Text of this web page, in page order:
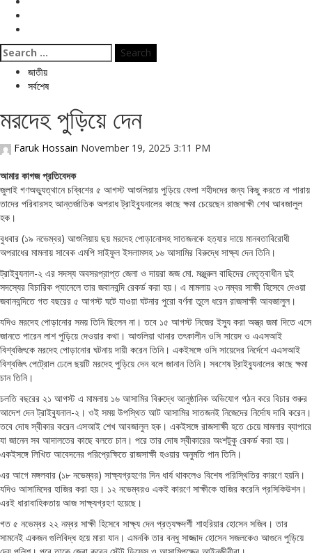
Search
for:
জাতীয়
সর্বশেষ
মরদেহ পুড়িয়ে দেন
Faruk Hossain November 19, 2025 3:11 PM
আমার কাগজ প্রতিবেদক
জুলাই গণঅভ্যুত্থানে চব্বিশের ৫ আগস্ট আশুলিয়ায় পুড়িয়ে ফেলা শহীদদের জন্য কিছু করতে না পারায়
তাদের পরিবারসহ আন্তর্জাতিক অপরাধ ট্রাইব্যুনালের কাছে ক্ষমা চেয়েছেন রাজসাক্ষী শেখ আবজালুল
হক।
বুধবার (১৯ নভেম্বর) আশুলিয়ায় ছয় মরদেহ পোড়ানোসহ সাতজনকে হত্যার দায়ে মানবতাবিরোধী
অপরাধের মামলায় সাবেক এমপি সাইফুল ইসলামসহ ১৬ আসামির বিরুদ্ধে সাক্ষ্য দেন তিনি।
ট্রাইব্যুনাল-২ এর সদস্য অবসরপ্রাপ্ত জেলা ও দায়রা জজ মো. মঞ্জুরুল বাছিদের নেতৃত্বাধীন দুই
সদস্যের বিচারিক প্যানেলে তার জবানবন্দি রেকর্ড করা হয়। এ মামলায় ২৩ নম্বর সাক্ষী হিসেবে দেওয়া
জবানবন্দিতে গত বছরের ৫ আগস্ট ঘটে যাওয়া ঘটনার পুরো বর্ণনা তুলে ধরেন রাজসাক্ষী আবজালুল।
যদিও মরদেহ পোড়ানোর সময় তিনি ছিলেন না। তবে ১৫ আগস্ট নিজের ইস্যু করা অস্ত্র জমা দিতে এসে
জানতে পারেন লাশ পুড়িয়ে দেওয়ার কথা। আশুলিয়া থানার তৎকালীন ওসি সায়েদ ও এএসআই
বিশ্বজিৎকে মরদেহ পোড়ানোর ঘটনায় দায়ী করেন তিনি। একইসঙ্গে ওসি সায়েদের নির্দেশে এএসআই
বিশ্বজিৎ পেট্রোল ঢেলে ছয়টি মরদেহ পুড়িয়ে দেন বলে জানান তিনি। সবশেষ ট্রাইব্যুনালের কাছে ক্ষমা
চান তিনি।
চলতি বছরের ২১ আগস্ট এ মামলায় ১৬ আসামির বিরুদ্ধে আনুষ্ঠানিক অভিযোগ গঠন করে বিচার শুরুর
আদেশ দেন ট্রাইব্যুনাল-২। ওই সময় উপস্থিত আট আসামির সাতজনই নিজেদের নির্দোষ দাবি করেন।
তবে দোষ স্বীকার করেন এসআই শেখ আবজালুল হক। একইসঙ্গে রাজসাক্ষী হতে চেয়ে মামলার ব্যাপারে
যা জানেন সব আদালতের কাছে বলতে চান। পরে তার দোষ স্বীকারের অংশটুকু রেকর্ড করা হয়।
একইসঙ্গে লিখিত আবেদনের পরিপ্রেক্ষিতে রাজসাক্ষী হওয়ার অনুমতি পান তিনি।
এর আগে মঙ্গলবার (১৮ নভেম্বর) সাক্ষ্যগ্রহণের দিন ধার্য থাকলেও বিশেষ পরিস্থিতির কারণে হয়নি।
যদিও আসামিদের হাজির করা হয়। ১২ নভেম্বরও একই কারণে সাক্ষীকে হাজির করেনি প্রসিকিউশন।
এরই ধারাবাহিকতায় আজ সাক্ষ্যগ্রহণ হয়েছে।
গত ৫ নভেম্বর ২২ নম্বর সাক্ষী হিসেবে সাক্ষ্য দেন প্রত্যক্ষদর্শী শাহরিয়ার হোসেন সজিব। তার
সামনেই একজন গুলিবিদ্ধ হয়ে মারা যান। এমনকি তার বন্ধু সাজ্জাদ হোসেন সজলকেও আগুনে পুড়িয়ে